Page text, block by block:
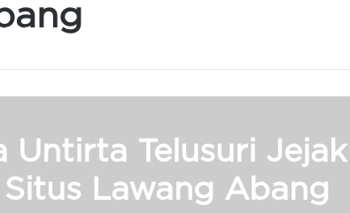
Untirta Telusuri Jejak
Lawang Abang